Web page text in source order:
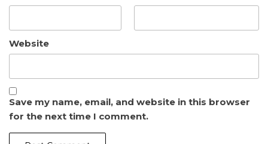
Website
Save my name, email, and website in this browser
for the next time I comment.